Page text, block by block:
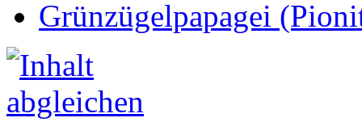
Grünzügelpapagei